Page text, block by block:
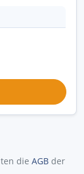
die AGB der